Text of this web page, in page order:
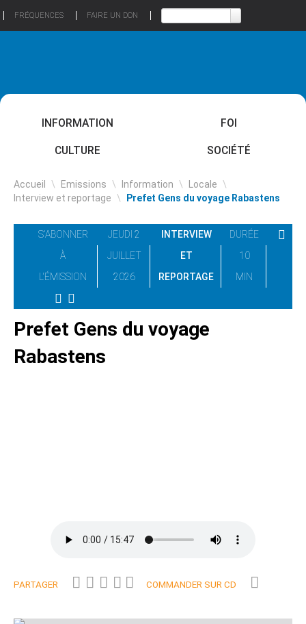
FRÉQUENCES FAIRE UN DON
INFORMATION FOI
CULTURE SOCIÉTÉ
Accueil \ Emissions \ Information \ Locale \
Interview et reportage \ Prefet Gens du voyage Rabastens
S'ABONNER
À
L'ÉMISSION
JEUDI 2
JUILLET
2026
INTERVIEW
ET
REPORTAGE
DURÉE
10
MIN
Prefet Gens du voyage
Rabastens
PARTAGER COMMANDER SUR CD